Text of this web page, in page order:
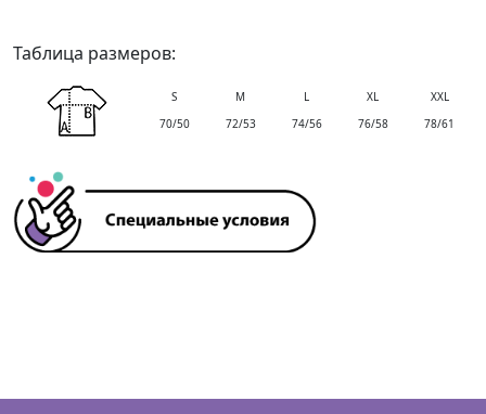
Таблица размеров:
S M L XL
XXL
70/50
72/53 74/56 76/58 78/61